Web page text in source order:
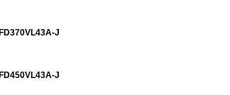
J
J